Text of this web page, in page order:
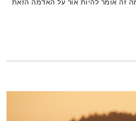
זה אומר להיות אור על האדמה הזאת